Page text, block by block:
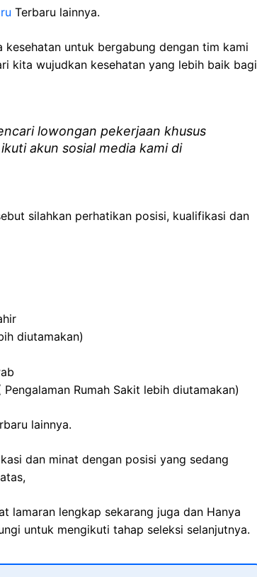
Terbaru lainnya.
kesehatan untuk bergabung dengan tim kami
kita wujudkan kesehatan yang lebih baik bagi
lowongan pekerjaan khusus
akun sosial media kami di
silahkan perhatikan posisi, kualifikasi dan
diutamakan)
Rumah Sakit lebih diutamakan)
lainnya.
dan minat dengan posisi yang sedang
lamaran lengkap sekarang juga dan Hanya
untuk mengikuti tahap seleksi selanjutnya.